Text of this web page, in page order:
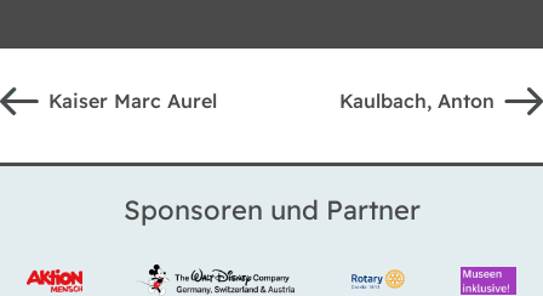
Kaiser Marc Aurel Kaulbach, Anton
Sponsoren und Partner